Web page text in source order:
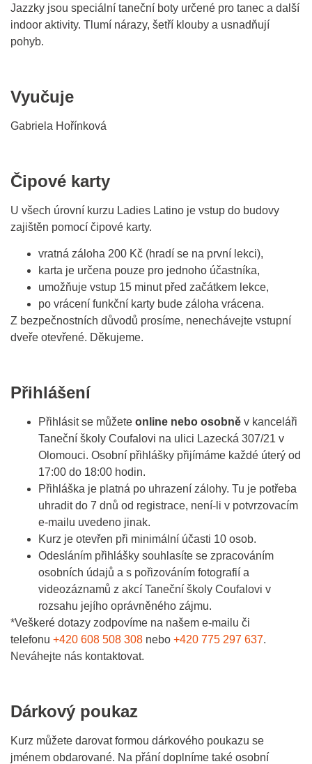
Jazzky jsou speciální taneční boty určené pro tanec a další
indoor aktivity. Tlumí nárazy, šetří klouby a usnadňují
pohyb.
Vyučuje
Gabriela Hořínková
Čipové karty
U všech úrovní kurzu Ladies Latino je vstup do budovy
zajištěn pomocí čipové karty.
vratná záloha 200 Kč (hradí se na první lekci),
karta je určena pouze pro jednoho účastníka,
umožňuje vstup 15 minut před začátkem lekce,
po vrácení funkční karty bude záloha vrácena.
Z bezpečnostních důvodů prosíme, nenechávejte vstupní
dveře otevřené. Děkujeme.
Přihlášení
Přihlásit se můžete online nebo osobně v kanceláři
Taneční školy Coufalovi na ulici Lazecká 307/21 v
Olomouci. Osobní přihlášky přijímáme každé úterý od
17:00 do 18:00 hodin.
Přihláška je platná po uhrazení zálohy. Tu je potřeba
uhradit do 7 dnů od registrace, není-li v potvrzovacím
e-mailu uvedeno jinak.
Kurz je otevřen při minimální účasti 10 osob.
Odesláním přihlášky souhlasíte se zpracováním
osobních údajů a s pořizováním fotografií a
videozáznamů z akcí Taneční školy Coufalovi v
rozsahu jejího oprávněného zájmu.
*Veškeré dotazy zodpovíme na našem e-mailu či
telefonu +420 608 508 308 nebo +420 775 297 637.
Neváhejte nás kontaktovat.
Dárkový poukaz
Kurz můžete darovat formou dárkového poukazu se
jménem obdarované. Na přání doplníme také osobní